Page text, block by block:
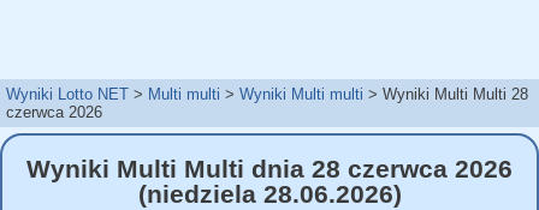
Wyniki Lotto NET Multi multi Wyniki Multi multi
Wyniki Multi Multi 28
czerwca 2026
Wyniki Multi Multi dnia 28 czerwca 2026
(niedziela 28.06.2026)